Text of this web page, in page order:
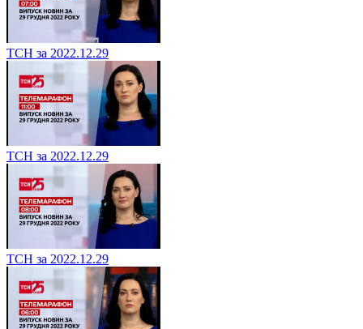
ТСН за 2022.12.29
ТСН за 2022.12.29
ТСН за 2022.12.29